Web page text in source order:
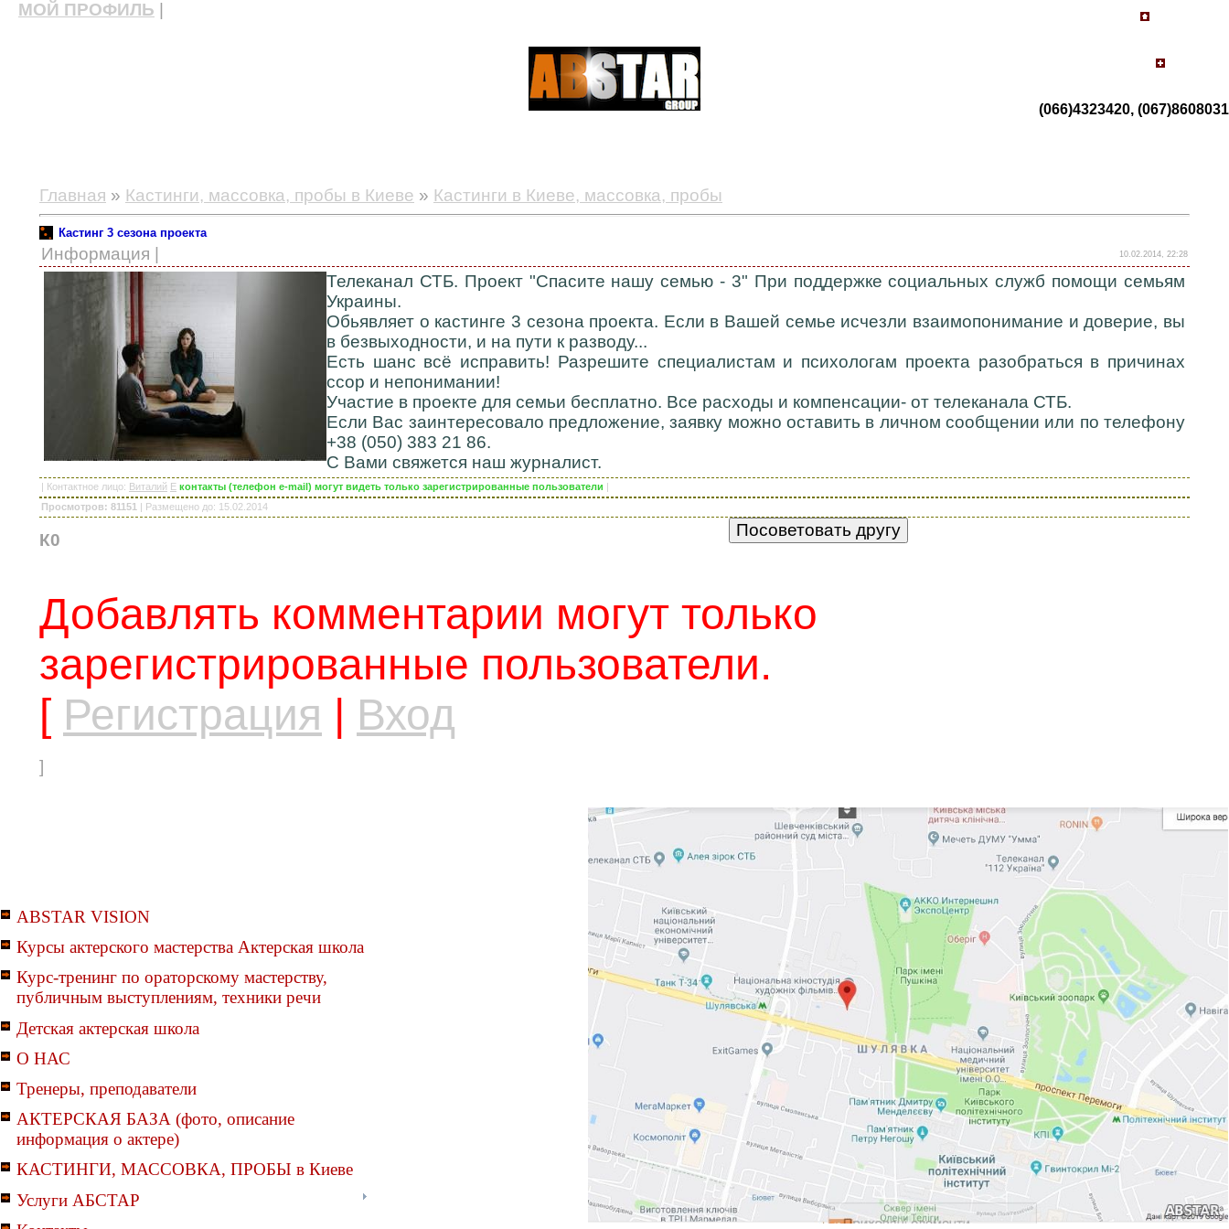
МОЙ ПРОФИЛЬ
(066)4323420, (067)8608031
Главная » Кастинги, массовка, пробы в Киеве » Кастинги в Киеве, массовка, пробы
Кастинг 3 сезона проекта
Информация | 10.02.2014, 22:28
Телеканал СТБ. Проект "Спасите нашу семью - 3" При поддержке социальных служб помощи семьям
Украины.
Обьявляет о кастинге 3 сезона проекта. Если в Вашей семье исчезли взаимопонимание и доверие, вы
в безвыходности, и на пути к разводу...
Есть шанс всё исправить! Разрешите специалистам и психологам проекта разобраться в причинах
ссор и непонимании!
Участие в проекте для семьи бесплатно. Все расходы и компенсации- от телеканала СТБ.
Если Вас заинтересовало предложение, заявку можно оставить в личном сообщении или по телефону
+38 (050) 383 21 86.
С Вами свяжется наш журналист.
| Контактное лицо: Виталий E контакты (телефон e-mail) могут видеть только зарегистрированные пользователи |
Просмотров: 81151 | Размещено до: 15.02.2014
К0
Добавлять комментарии могут только
зарегистрированные пользователи.
[ Регистрация Вход
]
ABSTAR VISION
Курсы актерского мастерства Актерская школа
Курс-тренинг по ораторскому мастерству,
публичным выступлениям, техники речи
Детская актерская школа
О НАС
Тренеры, преподаватели
АКТЕРСКАЯ БАЗА (фото, описание
информация о актере)
КАСТИНГИ, МАССОВКА, ПРОБЫ в Киеве
Услуги АБСТАР